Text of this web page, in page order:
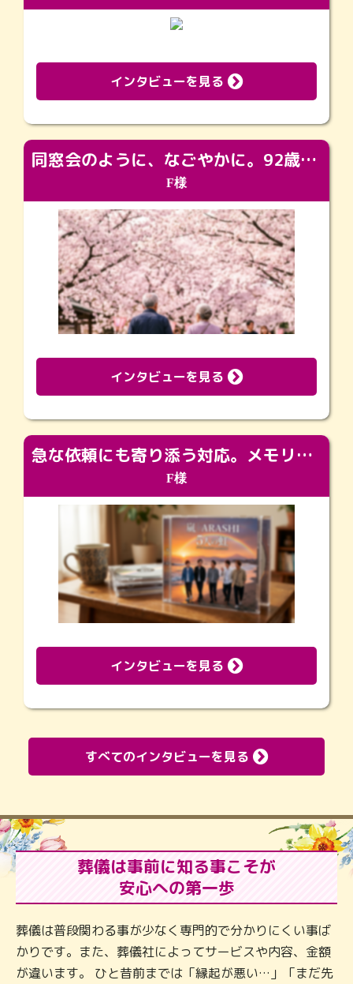
インタビューを見る
同窓会のように、なごやかに。92歳の旅立ちを彩った、再会と感謝の場
F様
インタビューを見る
急な依頼にも寄り添う対応。メモリアルコーナーで振り返る大切な日々
F様
インタビューを見る
すべてのインタビューを見る
葬儀は事前に知る事こそが
安心への第一歩
葬儀は普段関わる事が少なく専門的で分かりにくい事ば
かりです。また、葬儀社によってサービスや内容、金額
が違います。 ひと昔前までは「縁起が悪い…」「まだ先